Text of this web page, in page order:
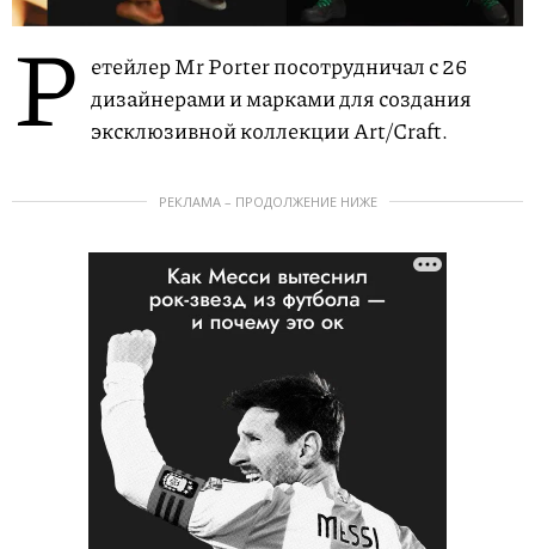
Р етейлер Mr Porter посотрудничал с 26
дизайнерами и марками для создания
эксклюзивной коллекции Art/Craft.
РЕКЛАМА – ПРОДОЛЖЕНИЕ НИЖЕ